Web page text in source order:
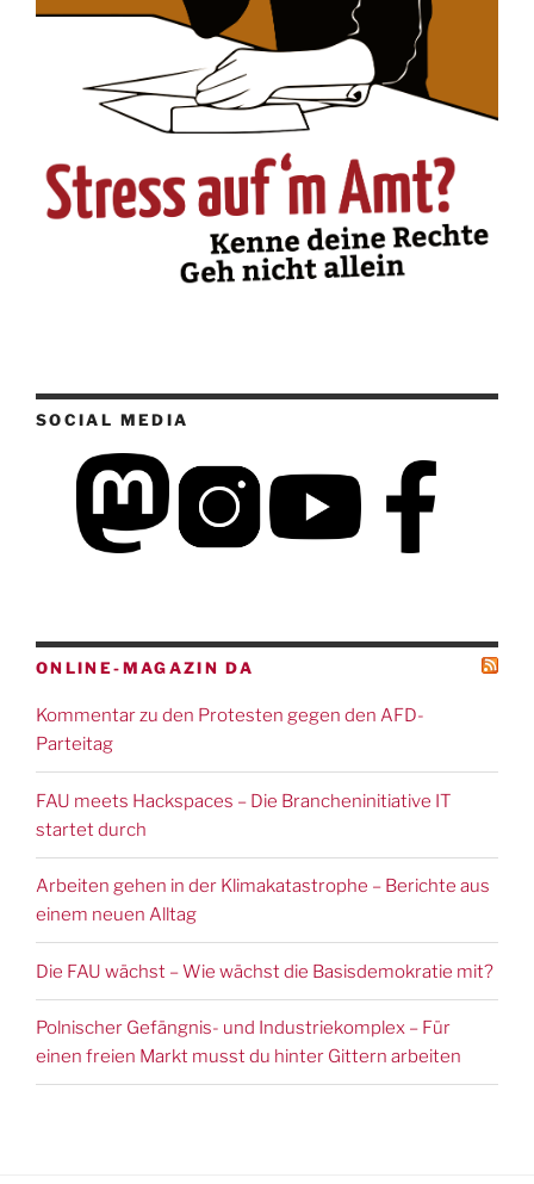
SOCIAL MEDIA
ONLINE-MAGAZIN DA
Kommentar zu den Protesten gegen den AFD-
Parteitag
FAU meets Hackspaces – Die Brancheninitiative IT
startet durch
Arbeiten gehen in der Klimakatastrophe – Berichte aus
einem neuen Alltag
Die FAU wächst – Wie wächst die Basisdemokratie mit?
Polnischer Gefängnis- und Industriekomplex – Für
einen freien Markt musst du hinter Gittern arbeiten